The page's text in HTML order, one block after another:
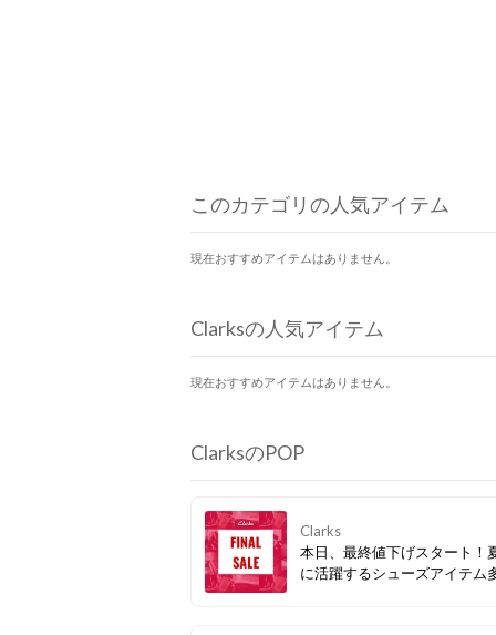
このカテゴリの人気アイテム
現在おすすめアイテムはありません。
Clarksの人気アイテム
現在おすすめアイテムはありません。
ClarksのPOP
Clarks
本日、最終値下げスタート！
に活躍するシューズアイテム